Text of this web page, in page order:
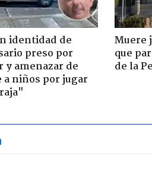
identidad de
preso por
y amenazar de
a niños por jugar
Muere
que
de la